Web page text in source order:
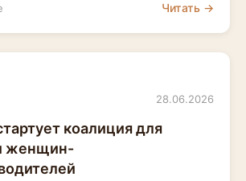
Читать →
28.06.2026
коалиция для
женщин-